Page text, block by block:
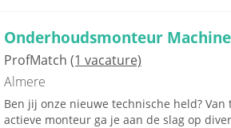
Onderhoudsmonteur
ProfMatch (1 vacature)
Almere
Ben jij onze nieuwe technische held?
actieve monteur ga je aan de slag op